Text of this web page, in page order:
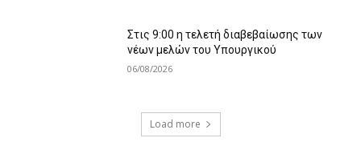
Στις 9:00 η τελετή διαβεβαίωσης των
νέων μελών του Υπουργικού
06/08/2026
Load more